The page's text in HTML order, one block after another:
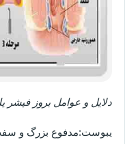
دلایل و عوامل بروز فیشر
یبوست:مدفوع بزرگ و